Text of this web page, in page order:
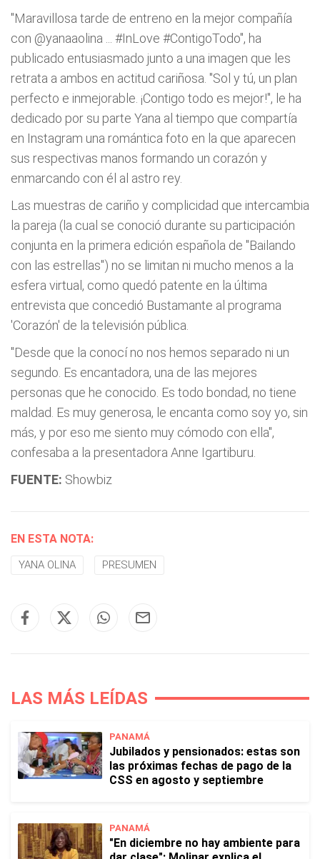
"Maravillosa tarde de entreno en la mejor compañía
con @yanaaolina ... #InLove #ContigoTodo", ha
publicado entusiasmado junto a una imagen que les
retrata a ambos en actitud cariñosa. "Sol y tú, un plan
perfecto e inmejorable. ¡Contigo todo es mejor!", le ha
dedicado por su parte Yana al tiempo que compartía
en Instagram una romántica foto en la que aparecen
sus respectivas manos formando un corazón y
enmarcando con él al astro rey.
Las muestras de cariño y complicidad que intercambia
la pareja (la cual se conoció durante su participación
conjunta en la primera edición española de "Bailando
con las estrellas") no se limitan ni mucho menos a la
esfera virtual, como quedó patente en la última
entrevista que concedió Bustamante al programa
'Corazón' de la televisión pública.
"Desde que la conocí no nos hemos separado ni un
segundo. Es encantadora, una de las mejores
personas que he conocido. Es todo bondad, no tiene
maldad. Es muy generosa, le encanta como soy yo, sin
más, y por eso me siento muy cómodo con ella",
confesaba a la presentadora Anne Igartiburu.
FUENTE: Showbiz
EN ESTA NOTA:
YANA OLINA PRESUMEN
LAS MÁS LEÍDAS
PANAMÁ
Jubilados y pensionados: estas son
las próximas fechas de pago de la
CSS en agosto y septiembre
PANAMÁ
"En diciembre no hay ambiente para